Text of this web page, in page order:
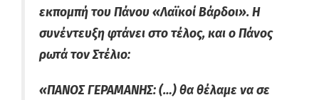
εκπομπή του Πάνου «Λαϊκοί Βάρδοι». Η
συνέντευξη φτάνει στο τέλος, και ο Πάνος
ρωτά τον Στέλιο:
«ΠΑΝΟΣ ΓΕΡΑΜΑΝΗΣ: (…) θα θέλαμε να σε